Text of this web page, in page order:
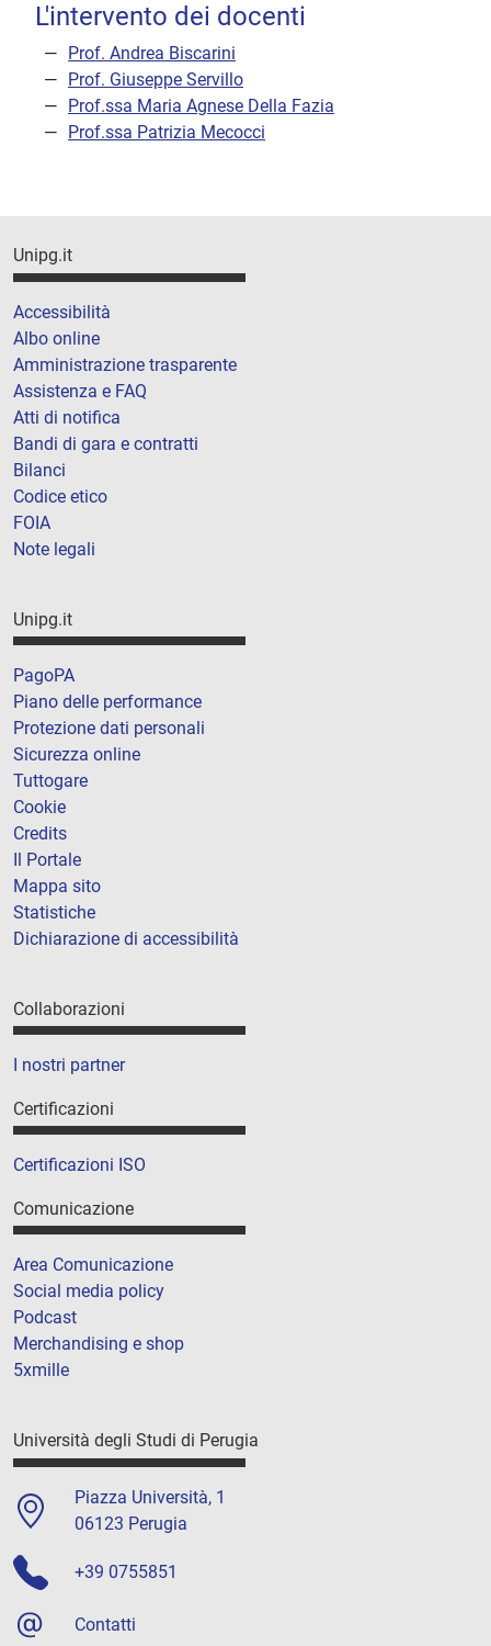
L'intervento dei docenti
Prof. Andrea Biscarini
Prof. Giuseppe Servillo
Prof.ssa Maria Agnese Della Fazia
Prof.ssa Patrizia Mecocci
Unipg.it
Accessibilità
Albo online
Amministrazione trasparente
Assistenza e FAQ
Atti di notifica
Bandi di gara e contratti
Bilanci
Codice etico
FOIA
Note legali
Unipg.it
PagoPA
Piano delle performance
Protezione dati personali
Sicurezza online
Tuttogare
Cookie
Credits
Il Portale
Mappa sito
Statistiche
Dichiarazione di accessibilità
Collaborazioni
I nostri partner
Certificazioni
Certificazioni ISO
Comunicazione
Area Comunicazione
Social media policy
Podcast
Merchandising e shop
5xmille
Università degli Studi di Perugia
Piazza Università, 1
06123 Perugia
+39 0755851
Contatti